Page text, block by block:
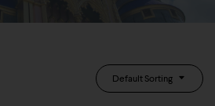
Default Sorting